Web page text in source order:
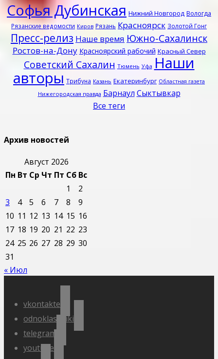
Софья Дубинская Нижний Новгород Вологда
Рязанские ведомости Киров Рязань Красноярск Золотой Гонг
Пресс-релиз Наше время Южно-Сахалинск
Ростов-на-Дону Красноярский рабочий Красный Север
Советский Сахалин Тюмень Уфа Наши
авторы Трибуна Казань Екатеринбург Областная газета
Нижегородская правда Барнаул Сыктывкар
Все теги
Архив новостей
Август 2026
Пн Вт Ср Чт Пт Сб Вс
1
2
3
4 5 6 7 8
9
10 11 12 13 14 15 16
17 18 19 20 21 22 23
24 25 26 27 28 29 30
31
« Июл
vkontakte
odnoklassniki
telegram
youtube